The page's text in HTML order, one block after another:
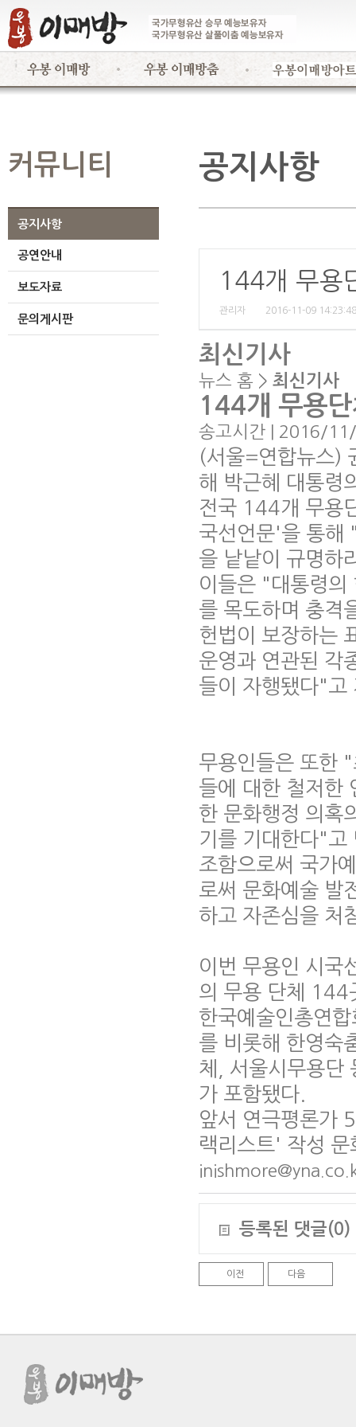
커뮤니티
공지사항
공연안내
보도자료
문의게시판
공지사항
144개 무용
관리자 2016-11-09 14:23:48
최신기사
뉴스 홈 > 최신기사
144개 무용
송고시간 | 2016/
(서울=연합뉴스)
해 박근혜 대통령
전국 144개 무용
국선언문'을 통해
을 낱낱이 규명하
이들은 "대통령의
를 목도하며 충격
헌법이 보장하는
운영과 연관된 각
들이 자행됐다"고
무용인들은 또한
들에 대한 철저한
한 문화행정 의혹
기를 기대한다"고
조함으로써 국가
로써 문화예술 발
하고 자존심을 처
이번 무용인 시국
의 무용 단체 144
한국예술인총연
를 비롯해 한영숙
체, 서울시무용단
가 포함됐다.
앞서 연극평론가
랙리스트' 작성
등록된 댓글(0)
이전 다음